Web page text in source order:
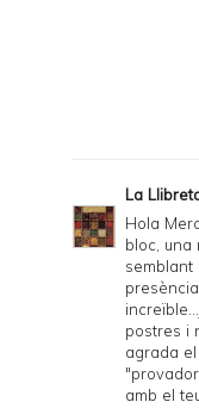
i
e
n
d
l
La
Hola
bloc, una
semblant
postres i
agrada
amb el